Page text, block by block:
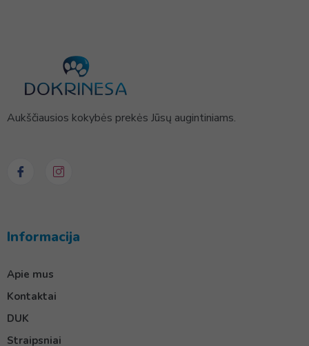
Aukščiausios kokybės prekės Jūsų augintiniams.
Informacija
Apie mus
Kontaktai
DUK
Straipsniai